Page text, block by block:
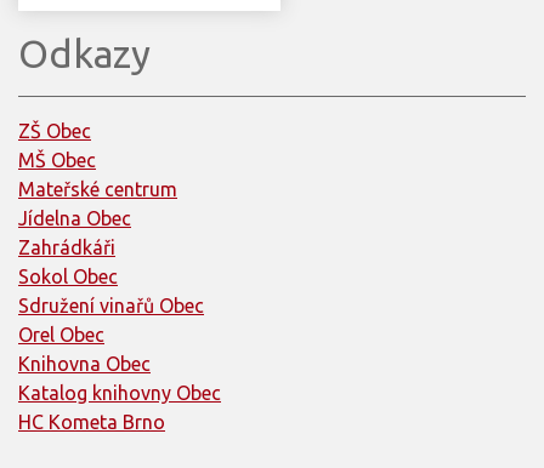
Odkazy
ZŠ Obec
MŠ Obec
Mateřské centrum
Jídelna Obec
Zahrádkáři
Sokol Obec
Sdružení vinařů Obec
Orel Obec
Knihovna Obec
Katalog knihovny Obec
HC Kometa Brno